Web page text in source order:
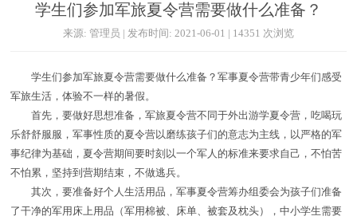
学生们参加军旅夏令营需要做什么准备？
来源: 管理员 | 发布时间: 2021-06-01 | 14351 次浏览
学生们参加军旅夏令营需要做什么准备？军事夏令营带青少年们感受
军旅生活，体验不一样的暑假。
首先，要做好思想准备，军旅夏令营不同于外出游学夏令营，吃喝玩
乐舒舒服服，军事性质的夏令营以磨练孩子们的意志为主线，以严格的军
事纪律为基础，夏令营期间要时刻以一个军人的标准来要求自己，不怕苦
不怕累，坚持到营期结束，不做逃兵。
其次，要准备好个人生活用品，军事夏令营筹办组委会为孩子们准备
了干净的军用床上用品（军用棉被、床单、被套及枕头），中小学生需要